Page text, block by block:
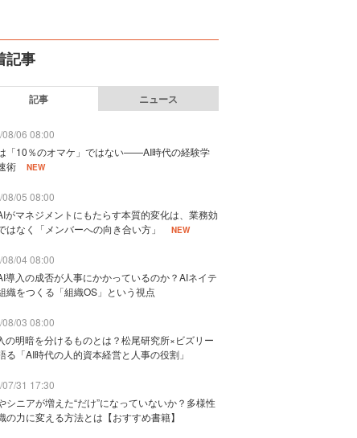
記事
記事 ニュース
06 08:00
「10％のオマケ」ではない——AI時代の経験学
術
NEW
05 08:00
がマネジメントにもたらす本質的変化は、業務効
はなく「メンバーへの向き合い方」
NEW
04 08:00
導入の成否が人事にかかっているのか？AIネイテ
織をつくる「組織OS」という視点
03 08:00
の明暗を分けるものとは？松尾研究所×ビズリー
る「AI時代の人的資本経営と人事の役割」
31 17:30
シニアが増えた“だけ”になっていないか？多様性
の力に変える方法とは【おすすめ書籍】